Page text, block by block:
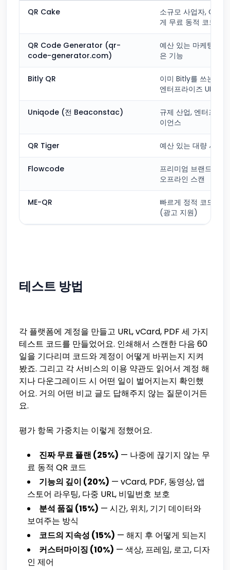
QR Cake
소규모 사업자,
게 무료 동적 코드
QR Code Generator (qr-
code-generator.com)
예산 있는 마케팅 팀,
은 기능
Bitly QR
이미 Bitly를 쓰는 사
엔터프라이즈 UI
Uniqode (전 Beaconstac)
규제 산업, 엔터프라
이언스
QR Tiger 예산 있는 대량 사용자
Flowcode
프리미엄 브랜드 미
오프라인 스캔
ME-QR
빠르게 정적 코드가
(광고 지원)
테스트 방법
각 플랫폼에 계정을 만들고 URL, vCard, PDF 세 가지
테스트 코드를 만들었어요. 인쇄해서 스캔한 다음 60
일을 기다리며 코드와 계정이 어떻게 바뀌는지 지켜
봤죠. 그리고 각 서비스의 이용 약관도 읽어서 계정 해
지나 다운그레이드 시 어떤 일이 벌어지는지 확인했
어요. 거의 어떤 비교 글도 답해주지 않는 질문이거든
요.
평가 항목 가중치는 이렇게 정했어요.
진짜 무료 플랜 (25%) — 나중에 끊기지 않는 무
료 동적 QR 코드
기능의 깊이 (20%) — vCard, PDF, 동영상, 앱
스토어 라우팅, 다중 URL, 비밀번호 보호
분석 품질 (15%) — 시간, 위치, 기기 데이터와
보여주는 방식
코드의 지속성 (15%) — 해지 후 어떻게 되는지
커스터마이징 (10%) — 색상, 프레임, 로고, 디자
인 제어